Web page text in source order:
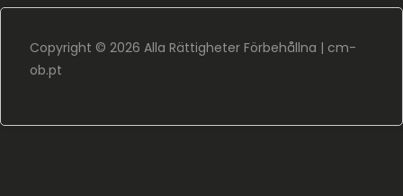
Copyright © 2026 Alla Rättigheter Förbehållna | cm-
ob.pt